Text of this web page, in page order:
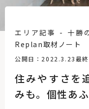
住みやすさを
みも。個性あ
公開日：2022.3.23最
エリア記事 十勝
Replan取材ノート